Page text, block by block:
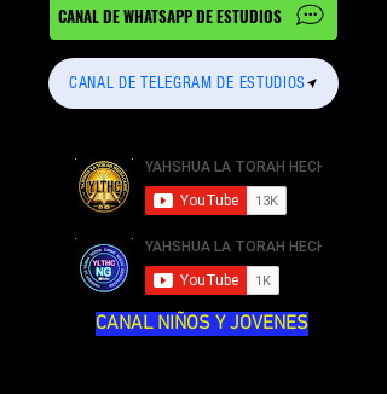
CANAL DE WHATSAPP DE ESTUDIOS
CANAL DE TELEGRAM DE ESTUDIOS
CANAL NIÑOS Y JOVENES